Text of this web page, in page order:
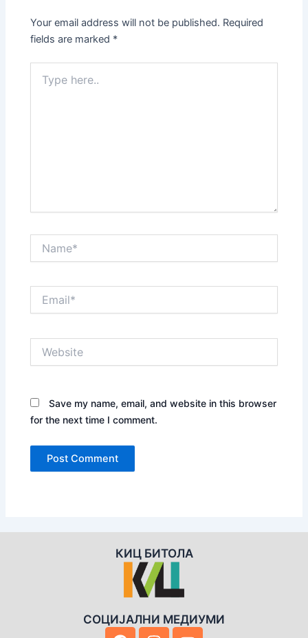
Your email address will not be published. Required
fields are marked *
here..
Save my name, email, and website in this browser
for the next time I comment.
КИЦ БИТОЛА
СОЦИЈАЛНИ МЕДИУМИ
F I Y